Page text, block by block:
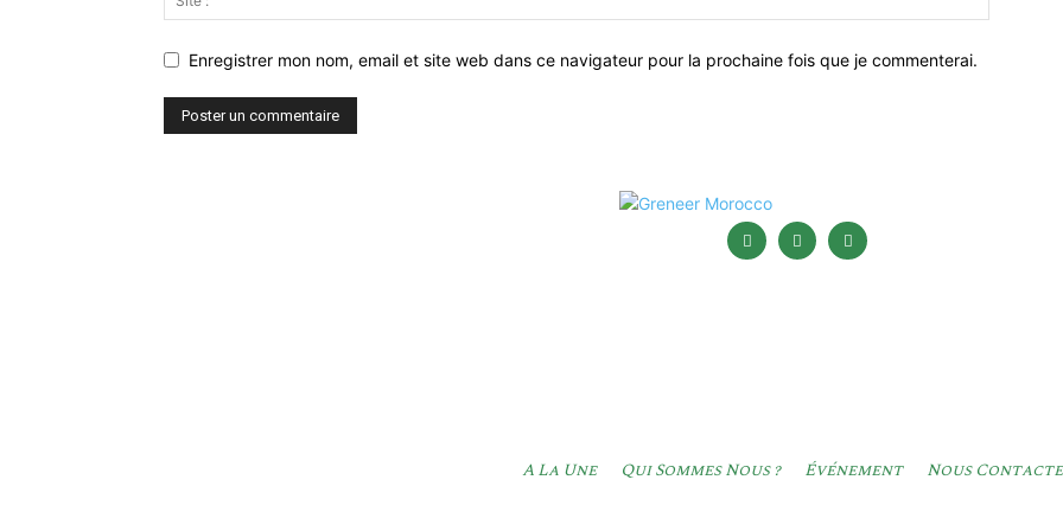
Enregistrer mon nom, email et site web dans ce navigateur pour la prochaine fois que je commenterai.
A La Une Qui Sommes Nous ? Événement Nous